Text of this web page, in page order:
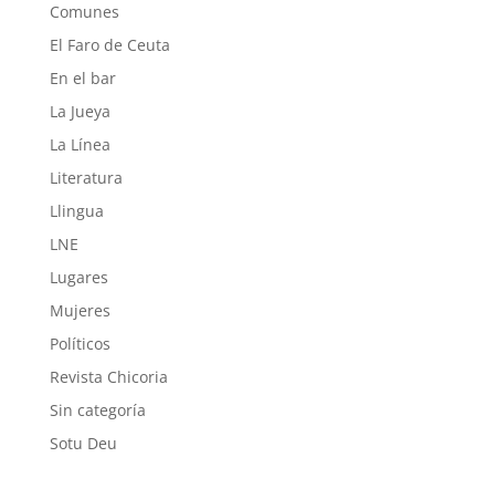
Comunes
El Faro de Ceuta
En el bar
La Jueya
La Línea
Literatura
Llingua
LNE
Lugares
Mujeres
Políticos
Revista Chicoria
Sin categoría
Sotu Deu